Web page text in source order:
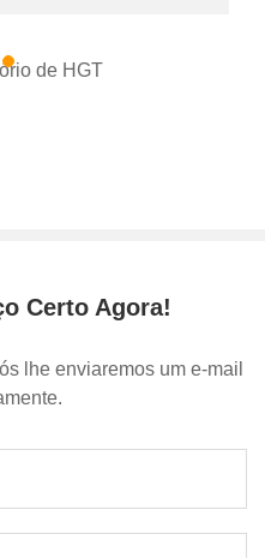
de HGT
Certo Agora!
lhe enviaremos um e-mail